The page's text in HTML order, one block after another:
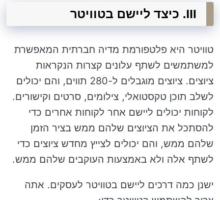
III. כיצד ליישם בטוויטר
טוויטר היא פלטפורמת מדיה חברתית המאפשרת
למשתמשים לשתף עלונים קצרות הנקראות
ציוצים. ציוצים מוגבלים ל-280 תווים, והם יכולים
לשלב תוכן טקסטואלי, צילומים, סרטים וקישורים.
לקוחות יכולים ליישם אחר לקוחות אחרים כדי
להסתכל את הציוצים שלהם ממש בציר הזמן
שלהם ממש, והם יכולים לצייץ מחדש ציוצים כדי
לשתף אלה ולא באמצעות העוקבים שלהם ממש.
ישנן כמה דרכים ליישם בטוויטר לעסקים. אתה